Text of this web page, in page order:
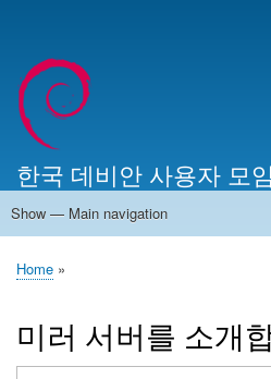
account
menu
한국 데비안 사용자 모임
Main
Show — Main navigation
Home
알리는 말씀
최근 게시물
위키 문서
미러 서버
Breadcrumb
Home
미러 서버를 소개